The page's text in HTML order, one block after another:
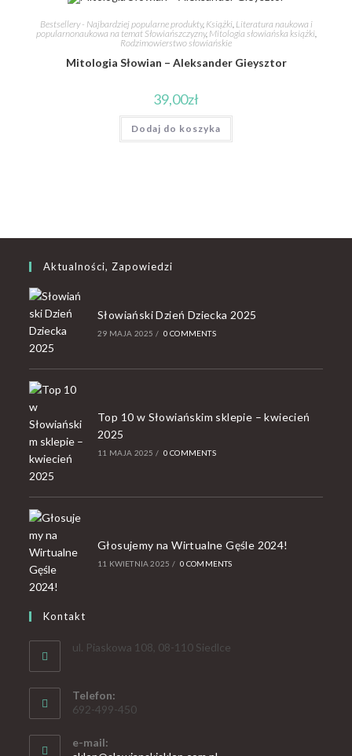
Bestsellery - Najbardziej popularne produkty, Książki, Literatura naukowa i
popularnonaukowa na temat Słowiańszczyzny, Mitologia słowiańska książki,
Rodzimowierstwo słowiańskie
Mitologia Słowian – Aleksander Gieysztor
39,00zł
Dodaj do koszyka
Aktualności, Zapowiedzi
Słowiański Dzień Dziecka 2025
29 MAJA 2025 / 0 COMMENTS
Top 10 w Słowiańskim sklepie – kwiecień
2025
11 MAJA 2025 / 0 COMMENTS
Głosujemy na Wirtualne Gęśle 2024!
11 KWIETNIA 2025 / 0 COMMENTS
Kontakt
ul. Piaskowa 108, 08-110 Siedlce
Telefon:
692-499-450
e-mail: